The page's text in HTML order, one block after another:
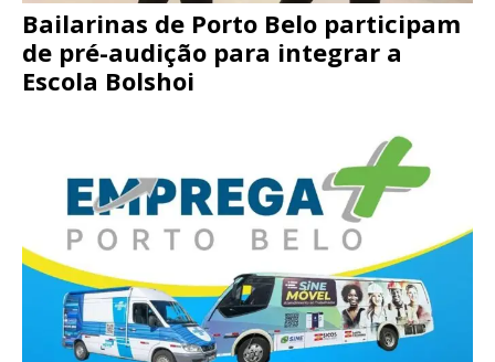
Bailarinas de Porto Belo participam
de pré-audição para integrar a
Escola Bolshoi